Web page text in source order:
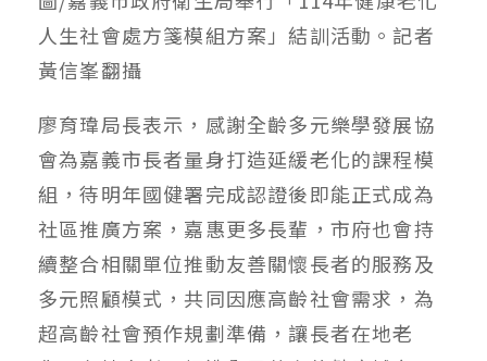
人生社會處方箋模組方案」結訓活動 。記者
黃信峯翻攝
廖育瑋局長表示，感謝全齡多元樂學發展協
會為嘉義市長者量身打造延緩老化的課程模
組，待明年國健署完成認證後即能正式成為
社區推廣方案，嘉惠更多長輩，市府也會持
續整合相關單位推動友善關懷長者的服務及
多元照顧模式，共同因應高齡社會需求，為
超高齡社會預作規劃準備，讓長者在地老